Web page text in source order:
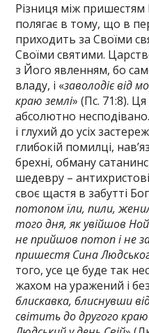
Різниця між
полягає в тому, що в
приходить за Своїми
Своїми святими.
з Його явленням, бо
владу, і «заволодіє від
краю землі» (Пс. 71:8).
абсолютно
і глухий до усіх
глибокій помилці,
брехні, обману
шедевру –
своє щастя в забутті
потопом їли, пили,
того дня, як увійшов
не прийшов потоп і не
пришестя Сина
того, усе це буде так
жахом на уражений і
блискавка, блиснувши
світить до другого